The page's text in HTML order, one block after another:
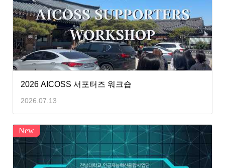
2026 AICOSS 서포터즈 워크숍
2026.07.13
New